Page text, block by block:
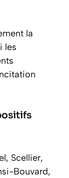
la
les
Scellier,
Bouvard,